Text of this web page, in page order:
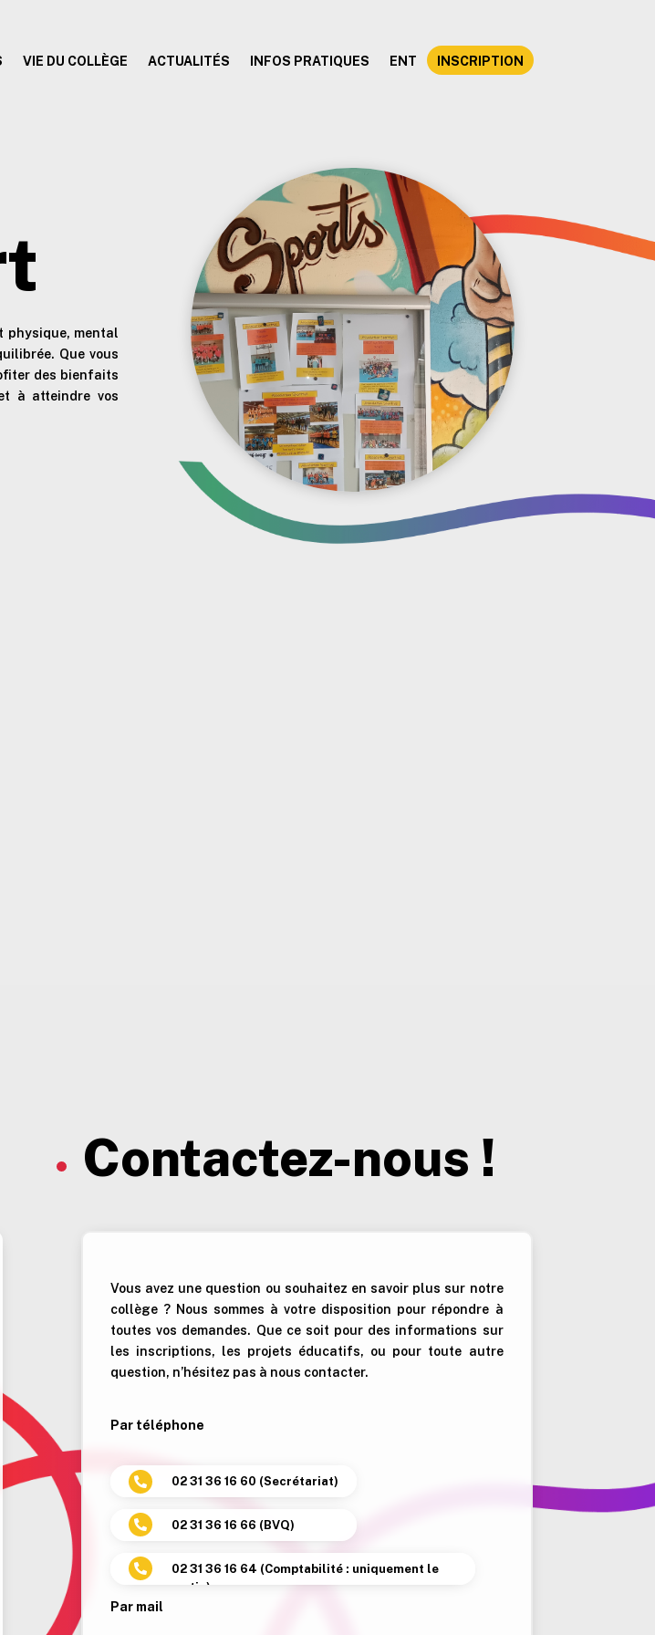
VIE DU COLLÈGE ACTUALITÉS INFOS PRATIQUES ENT INSCRIPTION
physique, mental
Que vous
des bienfaits
à atteindre vos
Contactez-nous !
Vous avez une question ou souhaitez en savoir plus sur notre
collège ? Nous sommes à votre disposition pour répondre à
toutes vos demandes. Que ce soit pour des informations sur
les inscriptions, les projets éducatifs, ou pour toute autre
question, n’hésitez pas à nous contacter.
Par téléphone
 02 31 36 16 60 (Secrétariat)
 02 31 36 16 66 (BVQ)

02 31 36 16 64 (Comptabilité : uniquement le
matin)
Par mail